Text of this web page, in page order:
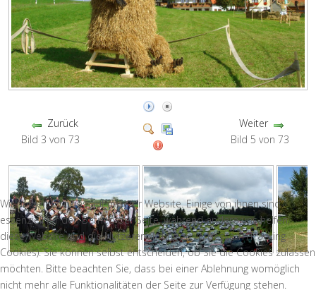
Zurück
Bild 3 von 73
Weiter
Bild 5 von 73
Wir nutzen Cookies auf unserer Website. Einige von ihnen sind
essenziell für den Betrieb der Seite, während andere uns helfen,
diese Website und die Nutzererfahrung zu verbessern (Tracking
Cookies). Sie können selbst entscheiden, ob Sie die Cookies zulassen
möchten. Bitte beachten Sie, dass bei einer Ablehnung womöglich
nicht mehr alle Funktionalitäten der Seite zur Verfügung stehen.